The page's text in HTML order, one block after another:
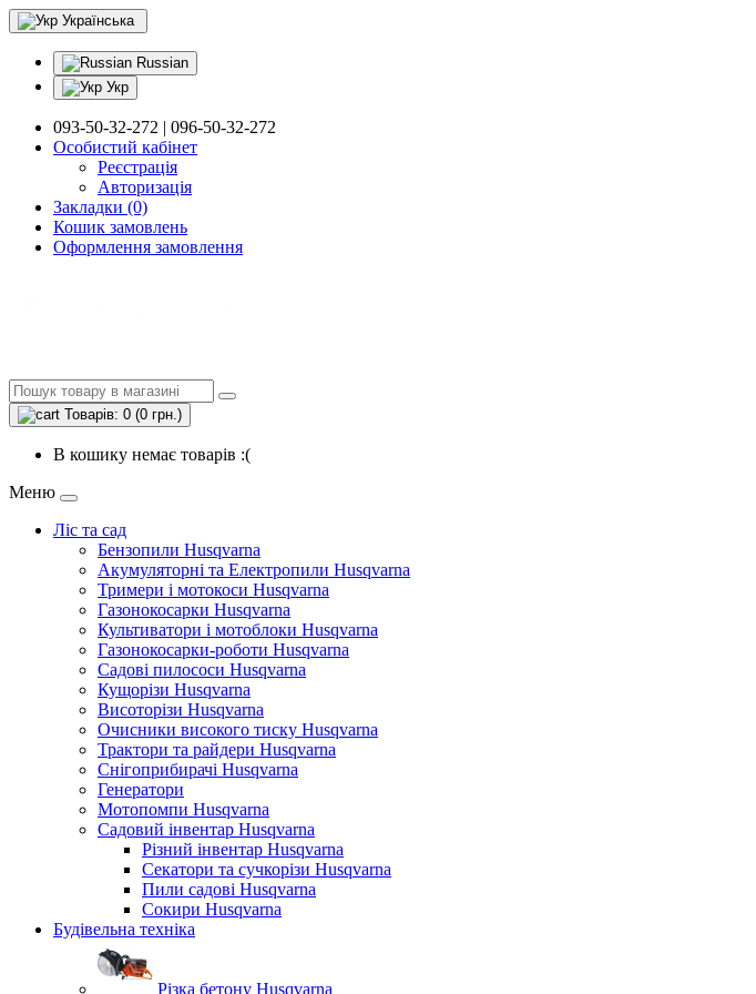
Українська
Russian
Укр
093-50-32-272 | 096-50-32-272
Особистий кабінет
Реєстрація
Авторизація
Закладки (0)
Кошик замовлень
Оформлення замовлення
Товарів: 0 (0 грн.)
В кошику немає товарів :(
Меню
Ліс та сад
Бензопили Husqvarna
Акумуляторні та Електропили Husqvarna
Тримери і мотокоси Husqvarna
Газонокосарки Husqvarna
Культиватори і мотоблоки Husqvarna
Газонокосарки-роботи Husqvarna
Садові пилососи Husqvarna
Кущорізи Husqvarna
Висоторізи Husqvarna
Очисники високого тиску Husqvarna
Трактори та райдери Husqvarna
Снігоприбирачі Husqvarna
Генератори
Мотопомпи Husqvarna
Садовий інвентар Husqvarna
Різний інвентар Husqvarna
Секатори та сучкорізи Husqvarna
Пили садові Husqvarna
Сокири Husqvarna
Будівельна техніка
Різка бетону Husqvarna